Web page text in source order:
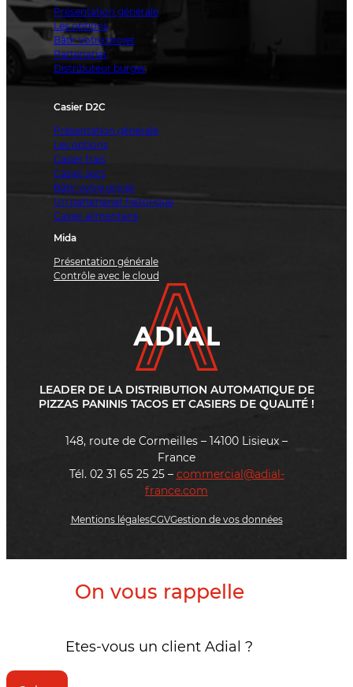
Présentation générale
Les options
Bâtir votre projet
Partenariat
Distributeur burger
Casier D2C
Présentation générale
Les options
Casier frais
Casier secs
Bâtir votre projet
Un partenariat historique
Casier alimentaire
Mida
Présentation générale
Contrôle avec le cloud
LEADER DE LA DISTRIBUTION AUTOMATIQUE DE
PIZZAS PANINIS TACOS ET CASIERS DE QUALITÉ !
148, route de Cormeilles – 14100 Lisieux –
France
Tél. 02 31 65 25 25 – commercial@adial-
france.com
Mentions légalesCGVGestion de vos données
On vous rappelle
Etes-vous un client Adial ?